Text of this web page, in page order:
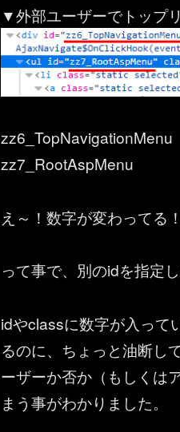
▼外部ユーザーでトップ
zz6_TopNavigationMenu
zz7_RootAspMenu
え～！数字が変わってる！
って事で、別のidを指定
idやclassに数字が入って
るのに、ちょっと油断し
ーザーか否か（もしくは
まう事がわかりました。